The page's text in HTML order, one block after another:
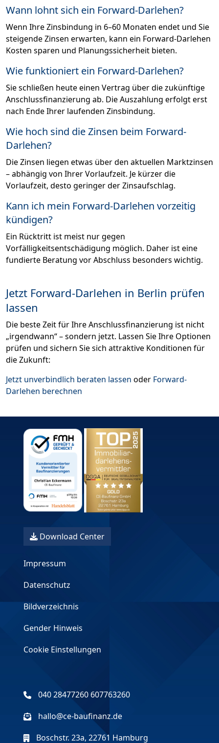
Wann lohnt sich ein Forward-Darlehen?
Wenn Ihre Zinsbindung in 6–60 Monaten endet und Sie
steigende Zinsen erwarten, kann ein Forward-Darlehen
Kosten sparen und Planungssicherheit bieten.
Wie funktioniert ein Forward-Darlehen?
Sie schließen heute einen Vertrag über die zukünftige
Anschlussfinanzierung ab. Die Auszahlung erfolgt erst
nach Ende Ihrer laufenden Zinsbindung.
Wie hoch sind die Zinsen beim Forward-
Darlehen?
Die Zinsen liegen etwas über den aktuellen Marktzinsen
– abhängig von Ihrer Vorlaufzeit. Je kürzer die
Vorlaufzeit, desto geringer der Zinsaufschlag.
Kann ich mein Forward-Darlehen vorzeitig
kündigen?
Ein Rücktritt ist meist nur gegen
Vorfälligkeitsentschädigung möglich. Daher ist eine
fundierte Beratung vor Abschluss besonders wichtig.
Jetzt Forward-Darlehen in Berlin prüfen
lassen
Die beste Zeit für Ihre Anschlussfinanzierung ist nicht
„irgendwann“ – sondern jetzt. Lassen Sie Ihre Optionen
prüfen und sichern Sie sich attraktive Konditionen für
die Zukunft:
Jetzt unverbindlich beraten lassen oder Forward-
Darlehen berechnen
Download Center
Impressum
Datenschutz
Bildverzeichnis
Gender Hinweis
Cookie Einstellungen
040 28477260 607763260
hallo@ce-baufinanz.de
Boschstr. 23a, 22761 Hamburg